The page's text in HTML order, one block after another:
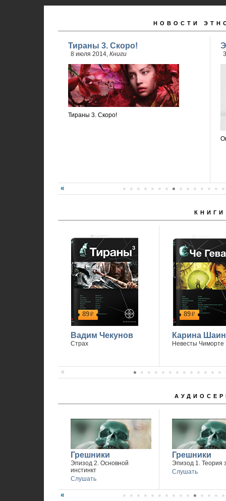
НОВОСТИ
Тираны 3. Скоро!
8 июля 2014, Книги
Тираны 3. Скоро!
КНИГИ
89р
Вадим Чекунов
Страх
89р
Карина
Невесты Чиморте
Грешники
Эпизод 2. Основной
инстинкт
Слушать
Грешники
Эпизод 1. Теория
Слушать